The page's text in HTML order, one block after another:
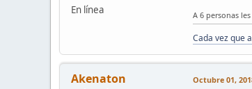
En línea A 6 personas
Cada vez que
Akenaton Octubre 01,